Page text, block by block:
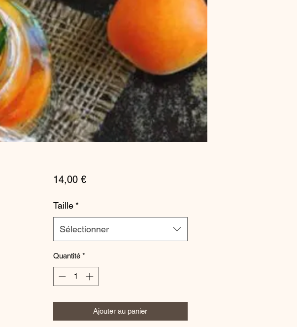
14,00 €Prix
Taille *
Sélectionner
Quantité *
Ajouter au panier